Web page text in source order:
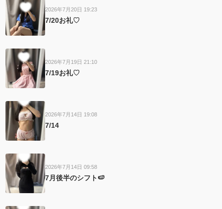
2026年7月20日 19:23
7/20お礼♡
2026年7月19日 21:10
7/19お礼♡
2026年7月14日 19:08
7/14
2026年7月14日 09:58
7月後半のシフト🍉